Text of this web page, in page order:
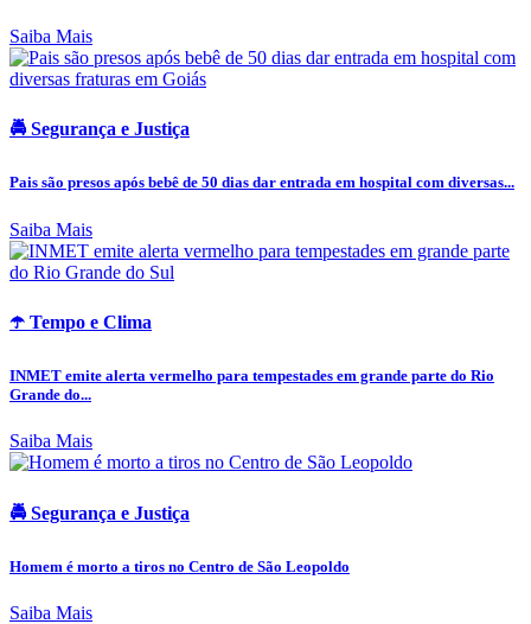
Saiba Mais
🚔 Segurança e Justiça
Pais são presos após bebê de 50 dias dar entrada em hospital com diversas...
Saiba Mais
☂️ Tempo e Clima
INMET emite alerta vermelho para tempestades em grande parte do Rio
Grande do...
Saiba Mais
🚔 Segurança e Justiça
Homem é morto a tiros no Centro de São Leopoldo
Saiba Mais